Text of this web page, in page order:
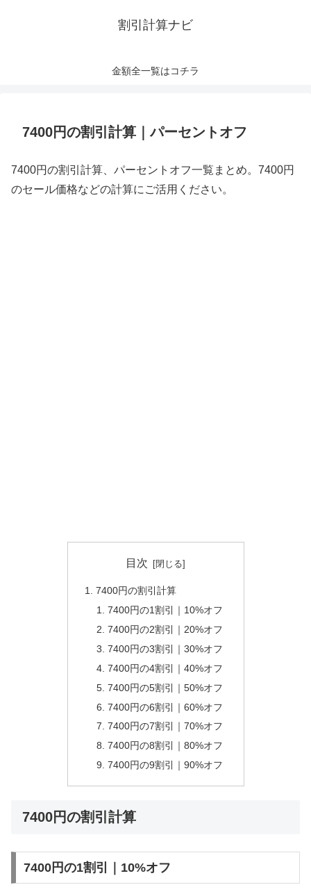
割引計算ナビ
金額全一覧はコチラ
7400円の割引計算｜パーセントオフ
7400円の割引計算、パーセントオフ一覧まとめ。7400円
のセール価格などの計算にご活用ください。
目次
7400円の割引計算
7400円の1割引｜10%オフ
7400円の2割引｜20%オフ
7400円の3割引｜30%オフ
7400円の4割引｜40%オフ
7400円の5割引｜50%オフ
7400円の6割引｜60%オフ
7400円の7割引｜70%オフ
7400円の8割引｜80%オフ
7400円の9割引｜90%オフ
7400円の割引計算
7400円の1割引｜10%オフ